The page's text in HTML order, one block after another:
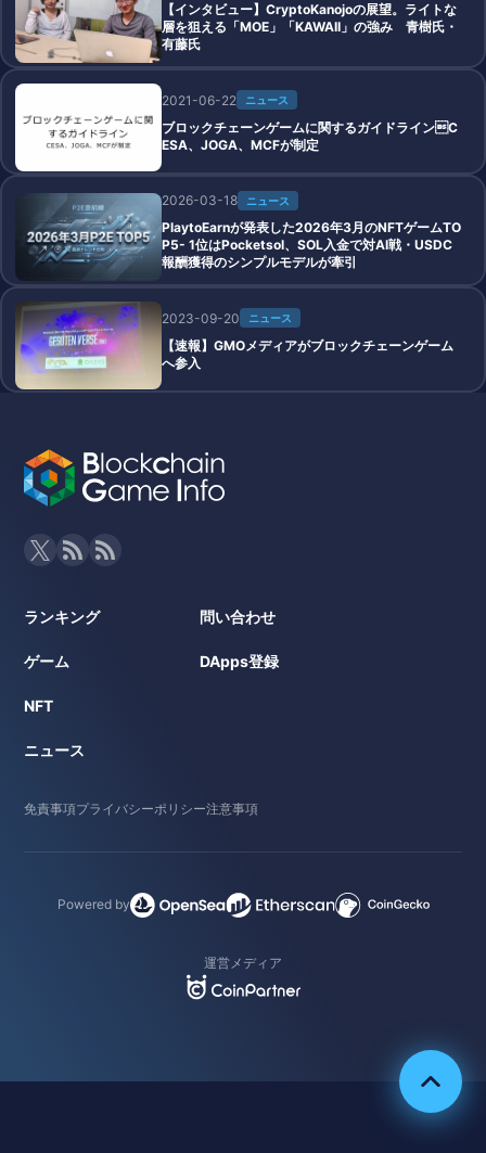
【インタビュー】CryptoKanojoの展望。ライトな
層を狙える「MOE」「KAWAII」の強み 青樹氏・
有藤氏
2021-06-22 ニュース
ブロックチェーンゲームに関するガイドラインC
ESA、JOGA、MCFが制定
2026-03-18 ニュース
PlaytoEarnが発表した2026年3月のNFTゲームTO
P5- 1位はPocketsol、SOL入金で対AI戦・USDC
報酬獲得のシンプルモデルが牽引
2023-09-20 ニュース
【速報】GMOメディアがブロックチェーンゲーム
へ参入
ランキング
ゲーム
NFT
ニュース
問い合わせ
DApps登録
免責事項プライバシーポリシー注意事項
Powered by
運営メディア